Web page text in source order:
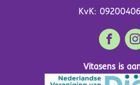
KvK: 09200406
Vitasens is